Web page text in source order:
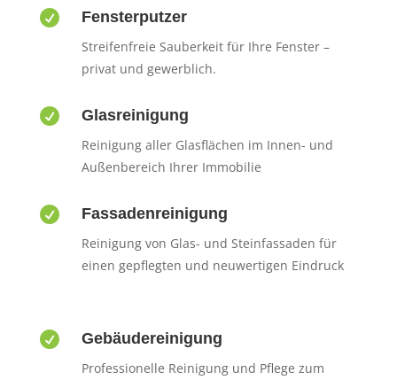
 Fensterputzer
Streifenfreie Sauberkeit für Ihre Fenster –
privat und gewerblich.
 Glasreinigung
Reinigung aller Glasflächen im Innen- und
Außenbereich Ihrer Immobilie
 Fassadenreinigung
Reinigung von Glas- und Steinfassaden für
einen gepflegten und neuwertigen Eindruck
 Gebäudereinigung
Professionelle Reinigung und Pflege zum